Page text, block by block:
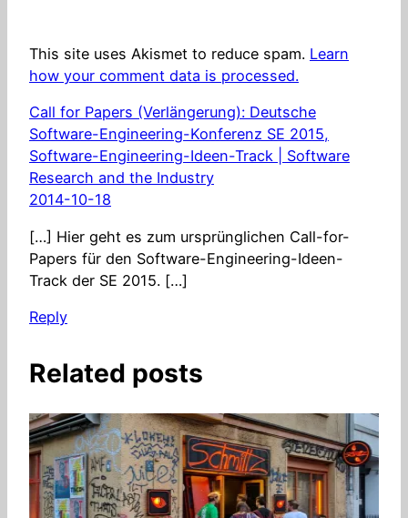
This site uses Akismet to reduce spam. Learn
how your comment data is processed.
Call for Papers (Verlängerung): Deutsche
Software-Engineering-Konferenz SE 2015,
Software-Engineering-Ideen-Track | Software
Research and the Industry
2014-10-18
[…] Hier geht es zum ursprünglichen Call-for-
Papers für den Software-Engineering-Ideen-
Track der SE 2015. […]
Reply
Related posts